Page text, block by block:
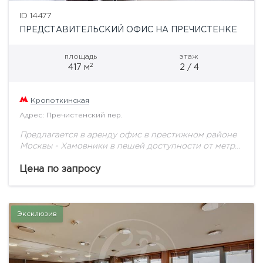
ID 14477
ПРЕДСТАВИТЕЛЬСКИЙ ОФИС НА ПРЕЧИСТЕНКЕ
площадь
417 м2
этаж
2 / 4
Кропоткинская
Адрес: Пречистенский пер.
Предлагается в аренду офис в престижном районе
Москвы - Хамовники в пешей доступности от метро
площадью 417 кв.м располагается на 2-м этаже
Цена по запросу
Эксклюзив